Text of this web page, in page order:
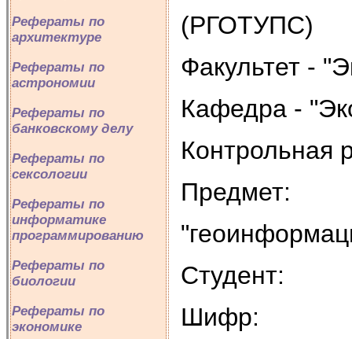
Рефераты по
архитектуре
Рефераты по
астрономии
Рефераты по
банковскому делу
Рефераты по
сексологии
Рефераты по
информатике
программированию
Рефераты по
биологии
Рефераты по
экономике
(РГОТУПС)
Факультет -
Кафедра -
Контрольная
Предмет:
Студент:
Шифр: